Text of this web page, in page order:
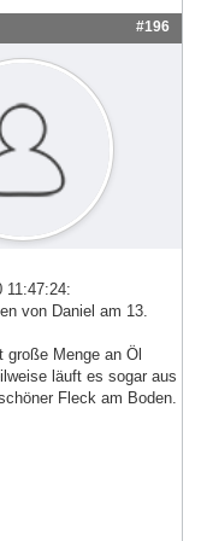
#196
11:47:24:
von Daniel am 13.
große Menge an Öl
läuft es sogar aus
Fleck am Boden.